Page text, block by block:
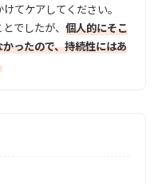
てケアしてください。
でしたが、 個人的にそこ
ったので、持続性にはあ